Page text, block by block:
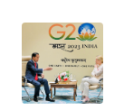
WN
SULSEL
WN